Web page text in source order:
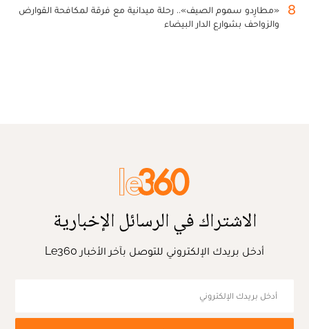
8
«مطارِدو سموم الصيف».. رحلة ميدانية مع فرقة لمكافحة القوارض
والزواحف بشوارع الدار البيضاء
الاشتراك في الرسائل الإخبارية
أدخل بريدك الإلكتروني للتوصل بآخر الأخبار Le360